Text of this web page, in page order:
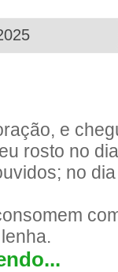
e
rosto no
no